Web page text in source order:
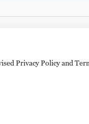
Privacy Policy and